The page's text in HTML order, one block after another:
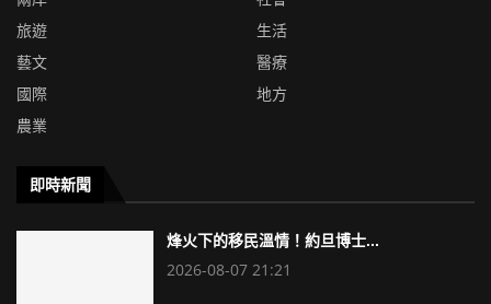
旅遊
生活
藝文
醫療
國際
地方
農業
即時新聞
烽火下的移民溫情！約旦博士...
2026-08-07 21:21